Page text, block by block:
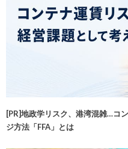
[PR]地政学リスク、港湾混雑…コ
ジ方法「FFA」とは